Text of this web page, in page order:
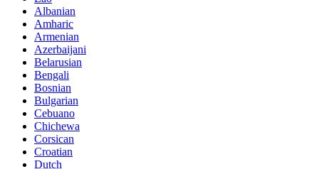
Albanian
Amharic
Armenian
Azerbaijani
Belarusian
Bengali
Bosnian
Bulgarian
Cebuano
Chichewa
Corsican
Croatian
Dutch